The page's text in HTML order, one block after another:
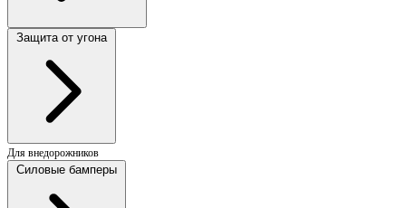
Защита от угона
Для внедорожников
Силовые бамперы